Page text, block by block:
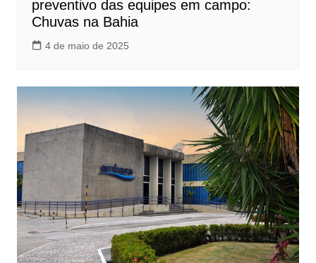
preventivo das equipes em campo:
Chuvas na Bahia
4 de maio de 2025